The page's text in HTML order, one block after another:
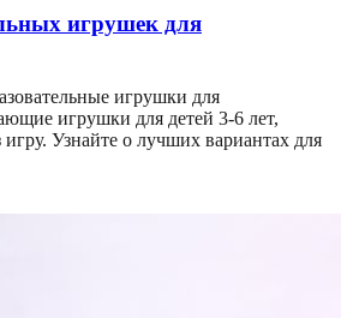
игрушек для
игрушки для
игрушки для детей 3-6 лет,
игру. Узнайте о лучших вариантах для